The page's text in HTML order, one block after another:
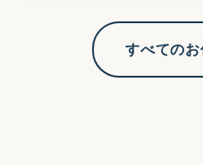
すべての